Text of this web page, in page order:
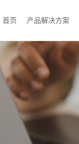
首页 产品解决方案